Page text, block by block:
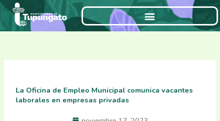
Ir
contenido
La Oficina de Empleo Municipal comunica vacantes
laborales en empresas privadas